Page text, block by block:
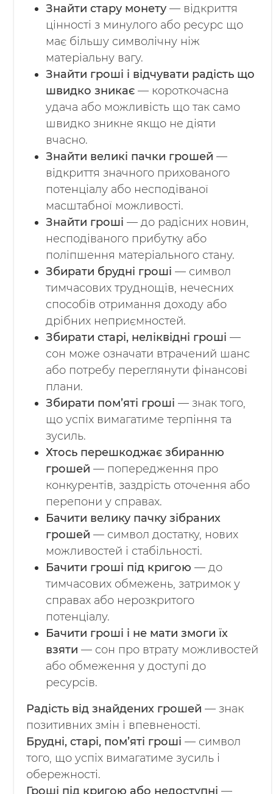
Знайти стару монету — відкриття
цінності з минулого або ресурс що
має більшу символічну ніж
матеріальну вагу.
Знайти гроші і відчувати радість що
швидко зникає — короткочасна
удача або можливість що так само
швидко зникне якщо не діяти
вчасно.
Знайти великі пачки грошей —
відкриття значного прихованого
потенціалу або несподіваної
масштабної можливості.
Знайти гроші — до радісних новин,
несподіваного прибутку або
поліпшення матеріального стану.
Збирати брудні гроші — символ
тимчасових труднощів, нечесних
способів отримання доходу або
дрібних неприємностей.
Збирати старі, неліквідні гроші —
сон може означати втрачений шанс
або потребу переглянути фінансові
плани.
Збирати пом’яті гроші — знак того,
що успіх вимагатиме терпіння та
зусиль.
Хтось перешкоджає збиранню
грошей — попередження про
конкурентів, заздрість оточення або
перепони у справах.
Бачити велику пачку зібраних
грошей — символ достатку, нових
можливостей і стабільності.
Бачити гроші під кригою — до
тимчасових обмежень, затримок у
справах або нерозкритого
потенціалу.
Бачити гроші і не мати змоги їх
взяти — сон про втрату можливостей
або обмеження у доступі до
ресурсів.
Радість від знайдених грошей — знак
позитивних змін і впевненості.
Брудні, старі, пом’яті гроші — символ
того, що успіх вимагатиме зусиль і
обережності.
Гроші під кригою або недоступні —